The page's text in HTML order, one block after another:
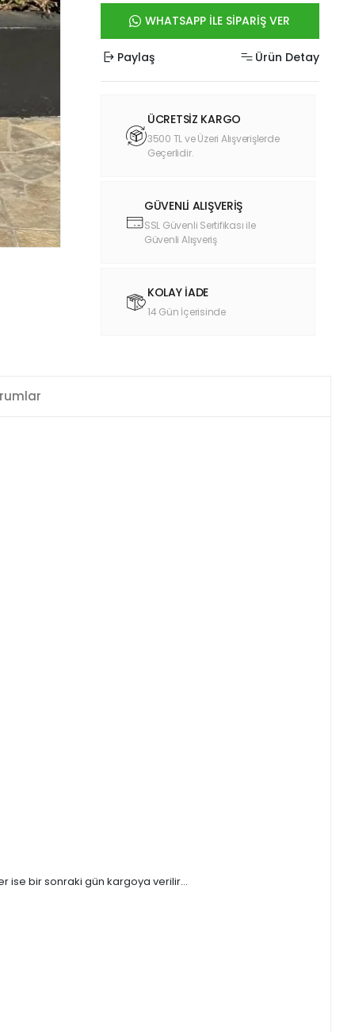
WHATSAPP İLE SİPARİŞ VER
Paylaş Ürün Detay
ÜCRETSİZ KARGO
3500 TL ve Üzeri Alışverişlerde
Geçerlidir.
GÜVENLİ ALIŞVERİŞ
SSL Güvenli Sertifikası ile
Güvenli Alışveriş
KOLAY İADE
14 Gün İçerisinde
ise bir sonraki gün kargoya verilir...